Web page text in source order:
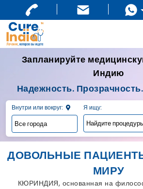
Запланируйте
Индию
Надежность.
Внутри или вокруг: Я ищу:
ДОВОЛЬНЫЕ
МИРУ
КЮРИНДИЯ, основанная на